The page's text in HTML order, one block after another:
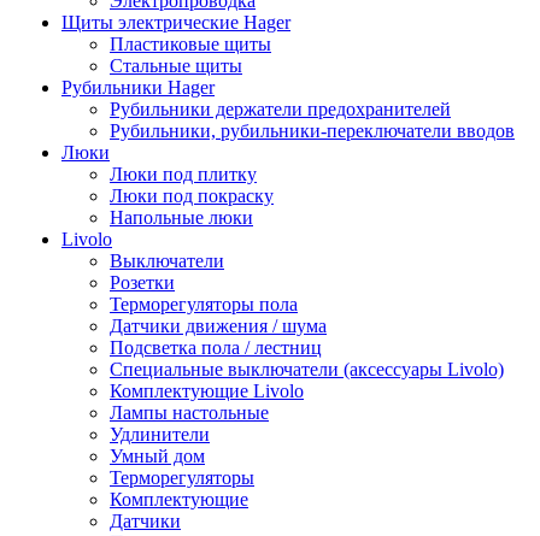
Щиты электрические Hager
Пластиковые щиты
Стальные щиты
Рубильники Hager
Рубильники держатели предохранителей
Рубильники, рубильники-переключатели вводов
Люки
Люки под плитку
Люки под покраску
Напольные люки
Livolo
Выключатели
Розетки
Терморегуляторы пола
Датчики движения / шума
Подсветка пола / лестниц
Специальные выключатели (аксессуары Livolo)
Комплектующие Livolo
Лампы настольные
Удлинители
Умный дом
Терморегуляторы
Комплектующие
Датчики